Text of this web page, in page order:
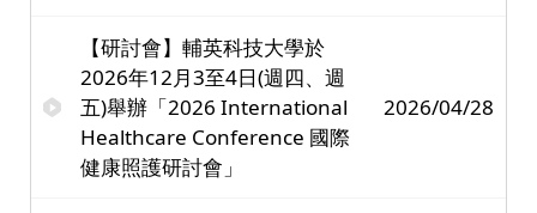
【研討會】輔英科技大學於
2026年12月3至4日(週四、週
五)舉辦「2026 International
Healthcare Conference 國際
健康照護研討會」
2026/04/28